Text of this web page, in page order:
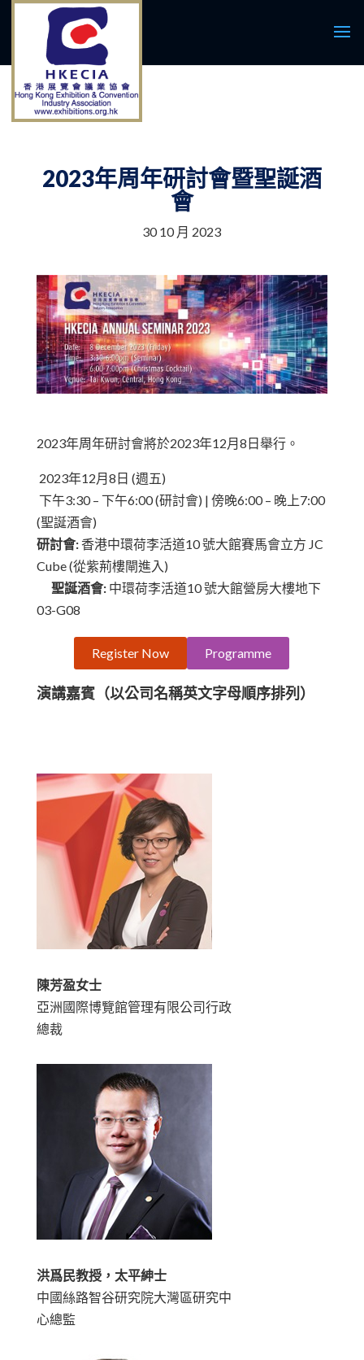
2023年周年研討會暨聖誕酒
會
30 10 月 2023
2023年周年研討會將於2023年12月8日舉行。
2023年12月8日 (週五)
下午3:30 – 下午6:00 (研討會) | 傍晚6:00 – 晚上7:00
(聖誕酒會)
研討會:香港中環荷李活道10 號大館賽馬會立方 JC
Cube (從紫荊樓閘進入)
聖誕酒會:中環荷李活道10 號大館營房大樓地下
03-G08
Register Now Programme
演講嘉賓（以公司名稱英文字母順序排列）
陳芳盈女士
亞洲國際博覽館管理有限公司行政
總裁
洪爲民教授，太平紳士
中國絲路智谷研究院大灣區研究中
心總監